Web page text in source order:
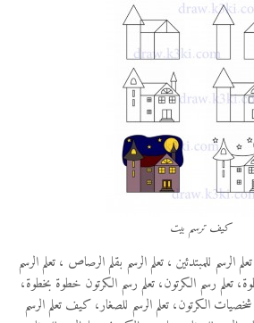
كيف ترسم بيت
الرسم للمبتدئين ، تعلم الرسم بقلم الرصاص ، تعلم الرسم
تعلم رسم الكرتون، تعلم رسم الكرتون خطوة بخطوة،
الكرتون، تعلم الرسم للصغار، كيف تعلم الرسم